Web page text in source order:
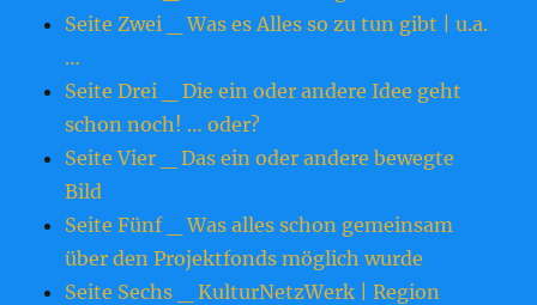
Seite Zwei _ Was es Alles so zu tun gibt | u.a.
…
Seite Drei _ Die ein oder andere Idee geht
schon noch! … oder?
Seite Vier _ Das ein oder andere bewegte
Bild
Seite Fünf _ Was alles schon gemeinsam
über den Projektfonds möglich wurde
Seite Sechs _ KulturNetzWerk | Region